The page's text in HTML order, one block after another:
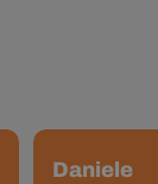
Daniele